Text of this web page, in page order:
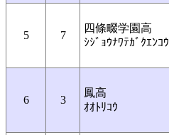
5 7
四條畷学園高
ｼｼﾞｮｳﾅﾜﾃｶﾞｸｴﾝｺｳ
6 3
鳳高
ｵｵﾄﾘｺｳ